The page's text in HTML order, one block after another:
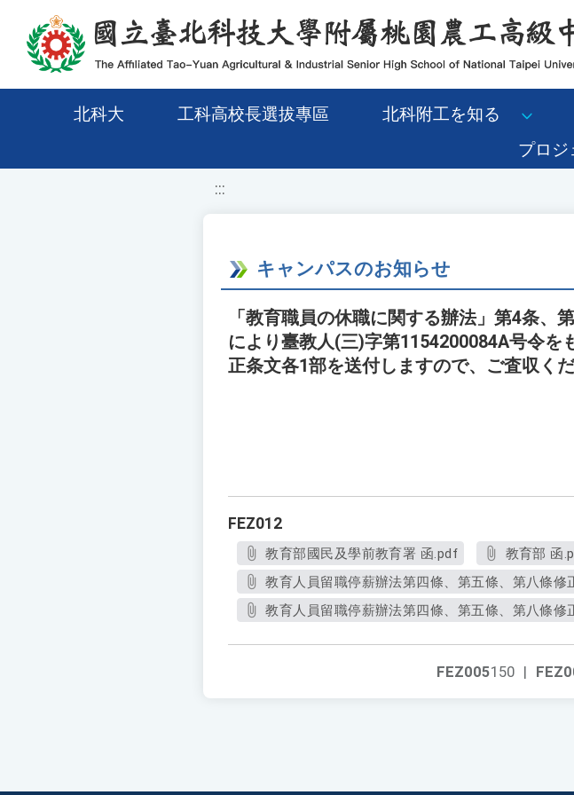
移至網頁之主要內容區位置
北科大 工科高校長選拔專區 北科附工を知る
プロジ
:::
キャンパスのお知らせ
「教育職員の休職に関する辦法」第4条、
により臺教人(三)字第1154200084A号令
正条文各1部を送付しますので、ご査収くだ
FEZ012
教育部國民及學前教育署 函.pdf 教育部 函
教育人員留職停薪辦法第四條、第五條、第八條修
教育人員留職停薪辦法第四條、第五條、第八條修
FEZ005150 |